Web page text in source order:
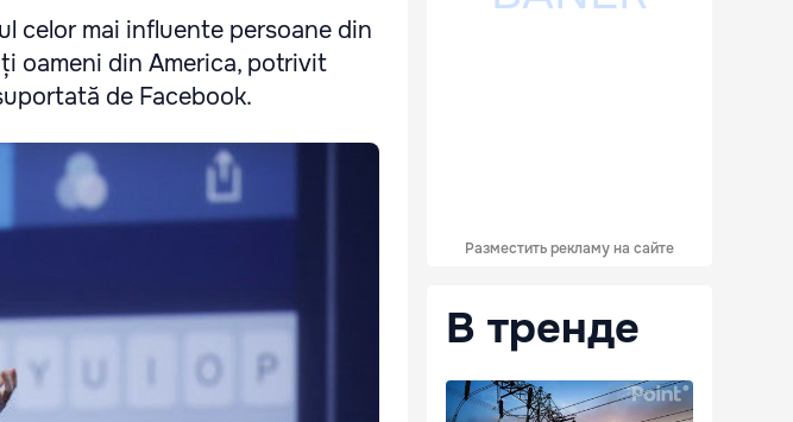
celor mai influente persoane din
oameni din America, potrivit
de Facebook.
Разместить рекламу на сайте
В тренде